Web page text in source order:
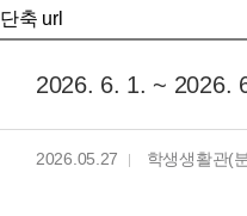
단축 url
2026. 6. 1. ~ 2026.
2026.05.27 학생생활관(